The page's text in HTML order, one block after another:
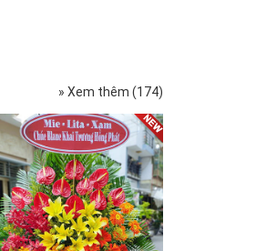
» Xem thêm (174)